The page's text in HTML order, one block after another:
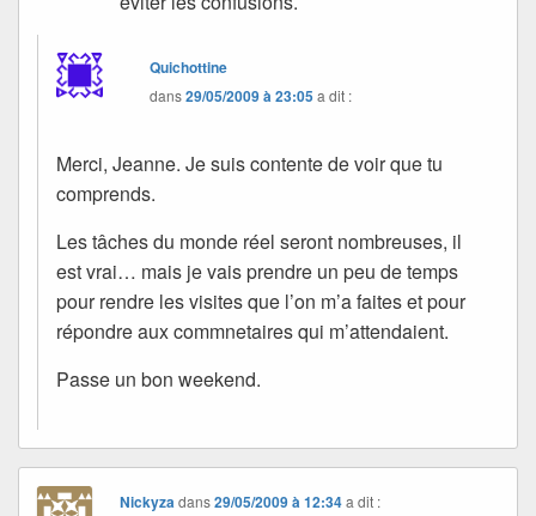
Quichottine
dans29/05/2009 à 23:05a dit :
Merci, Jeanne. Je suis contente de voir que tu
comprends.
Les tâches du monde réel seront nombreuses, il
est vrai… mais je vais prendre un peu de temps
pour rendre les visites que l’on m’a faites et pour
répondre aux commnetaires qui m’attendaient.
Passe un bon weekend.
Nickyza dans29/05/2009 à 12:34 a dit :